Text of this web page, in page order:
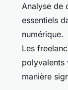
Analyse de
essentiels
numérique.
Les
polyvalents
manière